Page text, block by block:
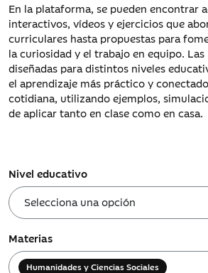
En la plataforma, se pueden encontrar
interactivos, vídeos y ejercicios que
curriculares hasta propuestas para
la curiosidad y el trabajo en equipo. Las
diseñadas para distintos niveles
el aprendizaje más práctico y
cotidiana, utilizando ejemplos,
de aplicar tanto en clase como en casa.
Nivel educativo
Materias
Humanidades y Ciencias Sociales